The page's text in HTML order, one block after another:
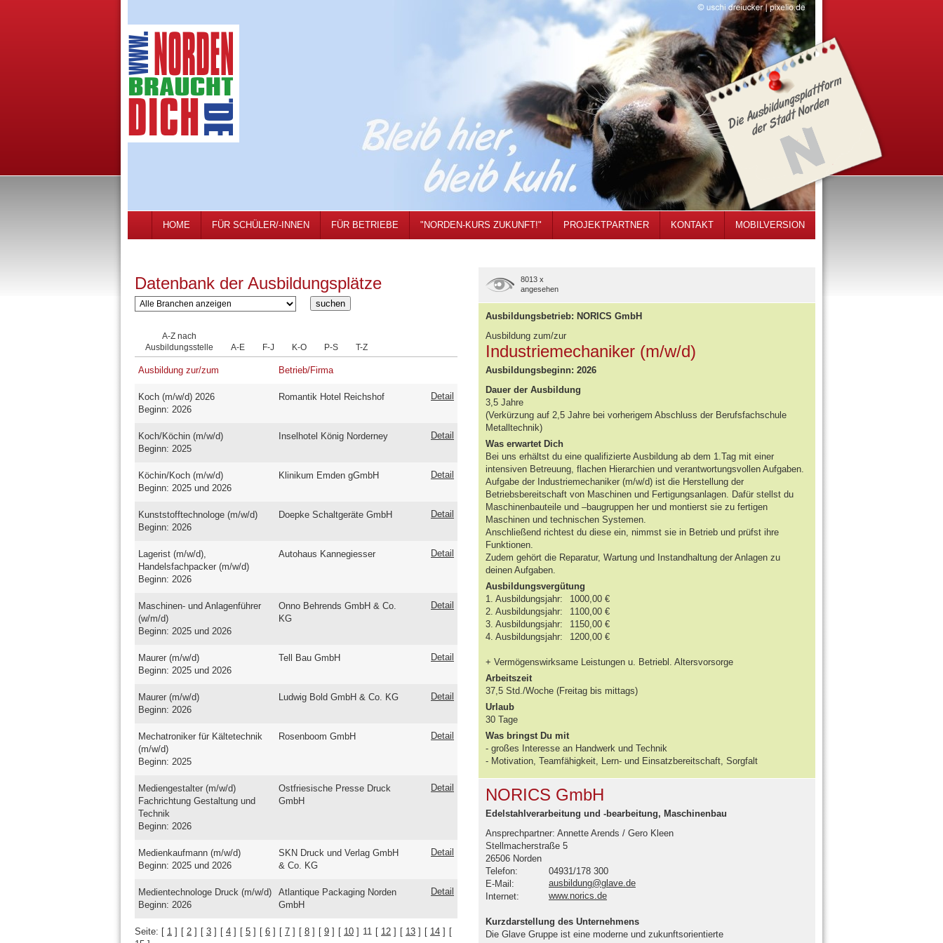
HOME FÜR SCHÜLER/-INNEN FÜR BETRIEBE "NORDEN-KURS ZUKUNFT!" PROJEKTPARTNER KONTAKT MOBILVERSION
Datenbank der Ausbildungsplätze
A-Z nach
Ausbildungsstelle
A-E F-J K-O P-S T-Z
Ausbildung zur/zum Betrieb/Firma
Koch (m/w/d) 2026
Beginn: 2026
Romantik Hotel Reichshof Detail
Koch/Köchin (m/w/d)
Beginn: 2025
Inselhotel König Norderney Detail
Köchin/Koch (m/w/d)
Beginn: 2025 und 2026
Klinikum Emden gGmbH Detail
Kunststofftechnologe (m/w/d)
Beginn: 2026
Doepke Schaltgeräte GmbH Detail
Lagerist (m/w/d),
Handelsfachpacker (m/w/d)
Beginn: 2026
Autohaus Kannegiesser Detail
Maschinen- und Anlagenführer
(w/m/d)
Beginn: 2025 und 2026
Onno Behrends GmbH & Co.
KG
Detail
Maurer (m/w/d)
Beginn: 2025 und 2026
Tell Bau GmbH Detail
Maurer (m/w/d)
Beginn: 2026
Ludwig Bold GmbH & Co. KG Detail
Mechatroniker für Kältetechnik
(m/w/d)
Beginn: 2025
Rosenboom GmbH Detail
Mediengestalter (m/w/d)
Fachrichtung Gestaltung und
Technik
Beginn: 2026
Ostfriesische Presse Druck
GmbH
Detail
Medienkaufmann (m/w/d)
Beginn: 2025 und 2026
SKN Druck und Verlag GmbH
& Co. KG
Detail
Medientechnologe Druck (m/w/d)
Beginn: 2026
Atlantique Packaging Norden
GmbH
Detail
Seite: [ 1 ] [ 2 ] [ 3 ] [ 4 ] [ 5 ] [ 6 ] [ 7 ] [ 8 ] [ 9 ] [ 10 ] 11 [ 12 ] [ 13 ] [ 14 ] [
8013 x
angesehen
Ausbildungsbetrieb: NORICS GmbH
Ausbildung zum/zur
Industriemechaniker (m/w/d)
Ausbildungsbeginn: 2026
Dauer der Ausbildung
3,5 Jahre
(Verkürzung auf 2,5 Jahre bei vorherigem Abschluss der Berufsfachschule
Metalltechnik)
Was erwartet Dich
Bei uns erhältst du eine qualifizierte Ausbildung ab dem 1.Tag mit einer
intensiven Betreuung, flachen Hierarchien und verantwortungsvollen Aufgaben.
Aufgabe der Industriemechaniker (m/w/d) ist die Herstellung der
Betriebsbereitschaft von Maschinen und Fertigungsanlagen. Dafür stellst du
Maschinenbauteile und –baugruppen her und montierst sie zu fertigen
Maschinen und technischen Systemen.
Anschließend richtest du diese ein, nimmst sie in Betrieb und prüfst ihre
Funktionen.
Zudem gehört die Reparatur, Wartung und Instandhaltung der Anlagen zu
deinen Aufgaben.
Ausbildungsvergütung
1. Ausbildungsjahr:
1000,00 €
2. Ausbildungsjahr:
1100,00 €
3. Ausbildungsjahr:
1150,00 €
4. Ausbildungsjahr:
1200,00 €
+ Vermögenswirksame Leistungen u. Betriebl. Altersvorsorge
Arbeitszeit
37,5 Std./Woche (Freitag bis mittags)
Urlaub
30 Tage
Was bringst Du mit
- großes Interesse an Handwerk und Technik
- Motivation, Teamfähigkeit, Lern- und Einsatzbereitschaft, Sorgfalt
NORICS GmbH
Edelstahlverarbeitung und -bearbeitung, Maschinenbau
Ansprechpartner: Annette Arends / Gero Kleen
Stellmacherstraße 5
26506 Norden
Telefon:
04931/178 300
E-Mail:
ausbildung@glave.de
Internet:
www.norics.de
Kurzdarstellung des Unternehmens
Die Glave Gruppe ist eine moderne und zukunftsorientierte